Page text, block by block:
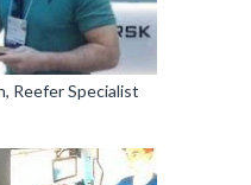
Reefer Specialist